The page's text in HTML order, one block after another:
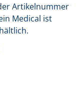
Artikelnummer
Medical ist